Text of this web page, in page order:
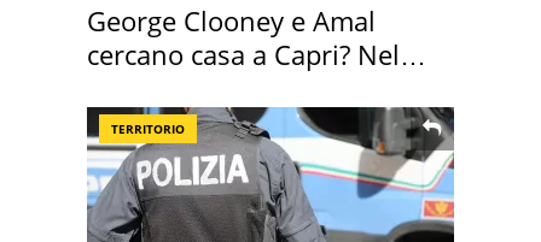
George Clooney e Amal
cercano casa a Capri? Nel
TERRITORIO